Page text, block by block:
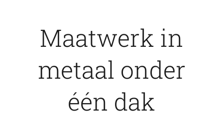
Maatwerk in
metaal onder
één dak